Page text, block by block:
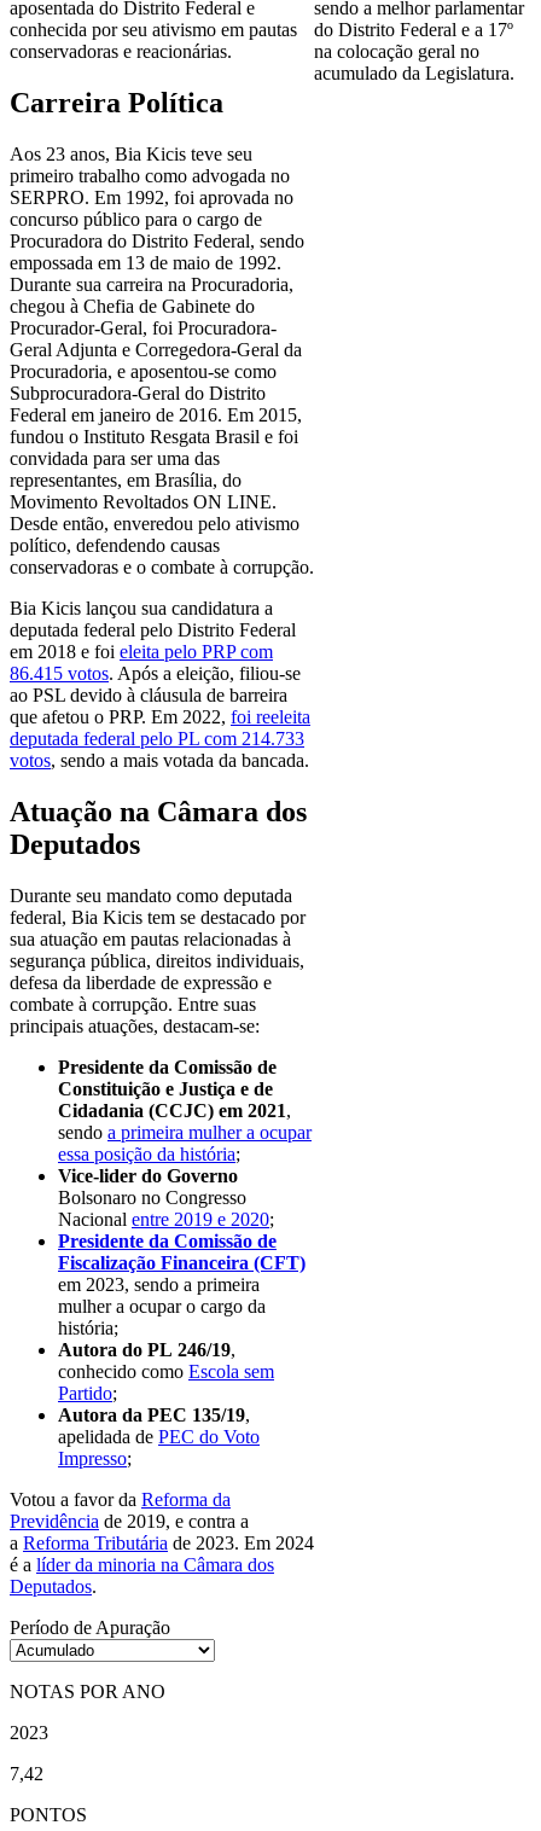
aposentada do Distrito Federal e
conhecida por seu ativismo em pautas
conservadoras e reacionárias.
Carreira Política
Aos 23 anos, Bia Kicis teve seu
primeiro trabalho como advogada no
SERPRO. Em 1992, foi aprovada no
concurso público para o cargo de
Procuradora do Distrito Federal, sendo
empossada em 13 de maio de 1992.
Durante sua carreira na Procuradoria,
chegou à Chefia de Gabinete do
Procurador-Geral, foi Procuradora-
Geral Adjunta e Corregedora-Geral da
Procuradoria, e aposentou-se como
Subprocuradora-Geral do Distrito
Federal em janeiro de 2016. Em 2015,
fundou o Instituto Resgata Brasil e foi
convidada para ser uma das
representantes, em Brasília, do
Movimento Revoltados ON LINE.
Desde então, enveredou pelo ativismo
político, defendendo causas
conservadoras e o combate à corrupção.
Bia Kicis lançou sua candidatura a
deputada federal pelo Distrito Federal
em 2018 e foi eleita pelo PRP com
86.415 votos. Após a eleição, filiou-se
ao PSL devido à cláusula de barreira
que afetou o PRP. Em 2022, foi reeleita
deputada federal pelo PL com 214.733
votos, sendo a mais votada da bancada.
Atuação na Câmara dos
Deputados
Durante seu mandato como deputada
federal, Bia Kicis tem se destacado por
sua atuação em pautas relacionadas à
segurança pública, direitos individuais,
defesa da liberdade de expressão e
combate à corrupção. Entre suas
principais atuações, destacam-se:
Presidente da Comissão de
Constituição e Justiça e de
Cidadania (CCJC) em 2021,
sendo a primeira mulher a ocupar
essa posição da história;
Vice-lider do Governo
Bolsonaro no Congresso
Nacional entre 2019 e 2020;
Presidente da Comissão de
Fiscalização Financeira (CFT)
em 2023, sendo a primeira
mulher a ocupar o cargo da
história;
Autora do PL 246/19,
conhecido como Escola sem
Partido;
Autora da PEC 135/19,
apelidada de PEC do Voto
Impresso;
Votou a favor da Reforma da
Previdência de 2019, e contra a
a Reforma Tributária de 2023. Em 2024
é a líder da minoria na Câmara dos
Deputados.
Período de Apuração
NOTAS POR ANO
2023
7,42
PONTOS
sendo a melhor parlamentar
do Distrito Federal e a 17º
na colocação geral no
acumulado da Legislatura.